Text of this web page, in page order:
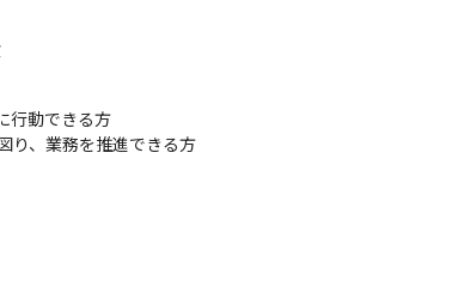
行動できる方
り、業務を推進できる方